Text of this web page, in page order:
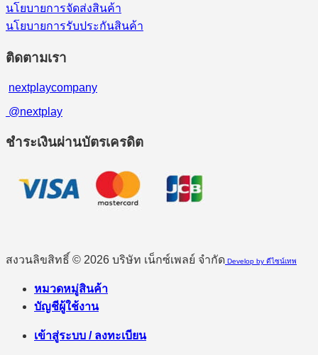
นโยบายการจัดส่งสินค้า
นโยบายการรับประกันสินค้า
ติดตามเรา
nextplaycompany
@nextplay
ชำระเงินผ่านบัตรเครดิต
สงวนลิขสิทธิ์ © 2026 บริษัท เน็กซ์เพลย์ จำกัด Develop by ดีไซน์เทพ
หมวดหมู่สินค้า
บัญชีผู้ใช้งาน
เข้าสู่ระบบ / ลงทะเบียน